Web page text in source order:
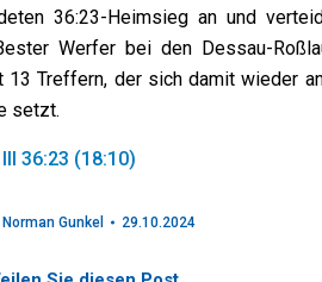
36:23-Heimsieg an und
Werfer bei den Dessau-
13 Treffern, der sich damit wieder
setzt.
36:23 (18:10)
Norman Gunkel 29.10.2024